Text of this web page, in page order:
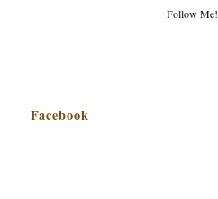
Follow Me!
Facebook